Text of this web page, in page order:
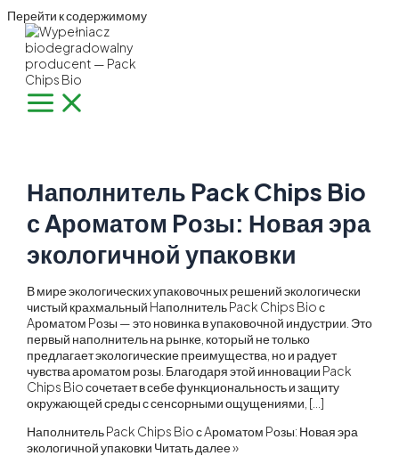
Перейти к содержимому
Наполнитель Pack Chips Bio
с Aроматом Pозы: Новая эра
экологичной упаковки
В мире экологических упаковочных решений экологически
чистый крахмальный Hаполнитель Pack Chips Bio с
Aроматом Pозы — это новинка в упаковочной индустрии. Это
первый наполнитель на рынке, который не только
предлагает экологические преимущества, но и радует
чувства ароматом розы. Благодаря этой инновации Pack
Chips Bio сочетает в себе функциональность и защиту
окружающей среды с сенсорными ощущениями, […]
Наполнитель Pack Chips Bio с Aроматом Pозы: Новая эра
экологичной упаковки Читать далее »